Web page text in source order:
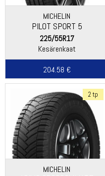
MICHELIN
PILOT SPORT 5
225/55R17
Kesärenkaat
204.58 €
2 tp
MICHELIN